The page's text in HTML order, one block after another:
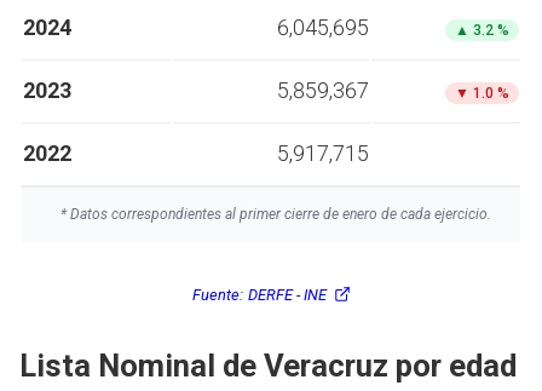
2024 6,045,695 ▲ 3.2 %
2023 5,859,367 ▼ 1.0 %
2022 5,917,715
* Datos correspondientes al primer cierre de enero de cada ejercicio.
Fuente: DERFE - INE
Lista Nominal de Veracruz por edad